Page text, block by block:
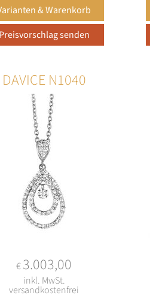
DAVICE N1040
€3.003,00
inkl. MwSt.
versandkostenfrei